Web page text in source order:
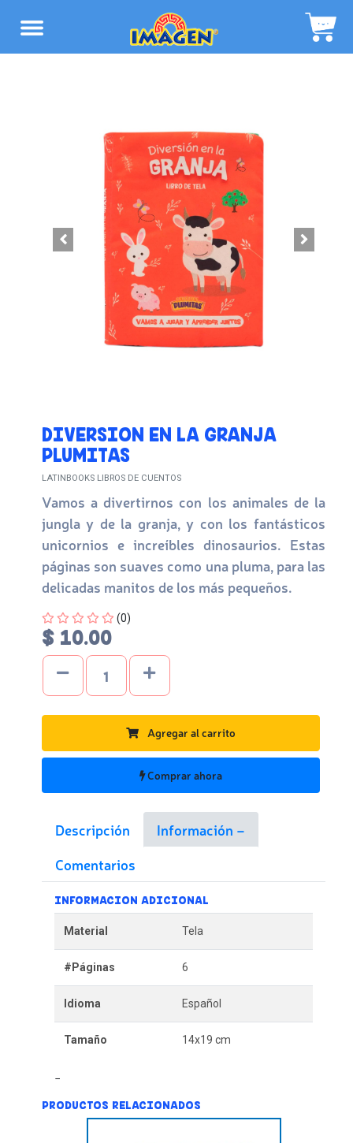
DIVERSION EN LA GRANJA
PLUMITAS
LATINBOOKS LIBROS DE CUENTOS
Vamos a divertirnos con los animales de la
jungla y de la granja, y con los fantásticos
unicornios e increíbles dinosaurios. Estas
páginas son suaves como una pluma, para las
delicadas manitos de los más pequeños.
Four out of Five Stars
(0)
$ 10.00
Agregar al carrito
Comprar ahora
Descripción
Información
Comentarios
INFORMACION ADICIONAL
Material Tela
#Páginas 6
Idioma Español
Tamaño 14x19 cm
PRODUCTOS RELACIONADOS